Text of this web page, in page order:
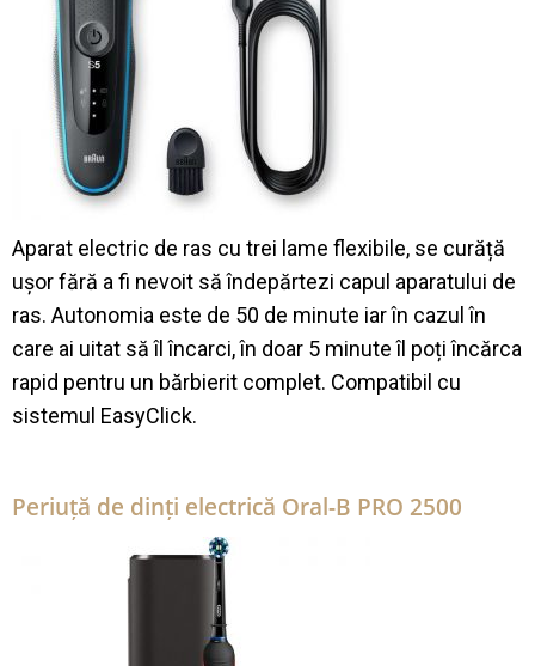
Aparat electric de ras cu trei lame flexibile, se curăță
ușor fără a fi nevoit să îndepărtezi capul aparatului de
ras. Autonomia este de 50 de minute iar în cazul în
care ai uitat să îl încarci, în doar 5 minute îl poți încărca
rapid pentru un bărbierit complet. Compatibil cu
sistemul EasyClick.
Periuță de dinți electrică Oral-B PRO 2500